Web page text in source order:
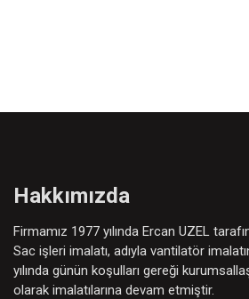
Hakkımızda
Firmamız 1977 yılında Ercan UZEL
Sac işleri imalatı, adıyla vantilatör
yılında günün koşulları gereği
olarak imalatılarına devam etmiştir.